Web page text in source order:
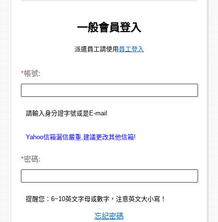
一般會員登入
派遣員工請使用 員工登入
*帳號:
請輸入身分證字號或是E-mail
Yahoo信箱漏信嚴重,建議更改其他信箱!
*密碼:
提醒您：6~10英文字母或數字，注意英文大小寫！
忘記密碼